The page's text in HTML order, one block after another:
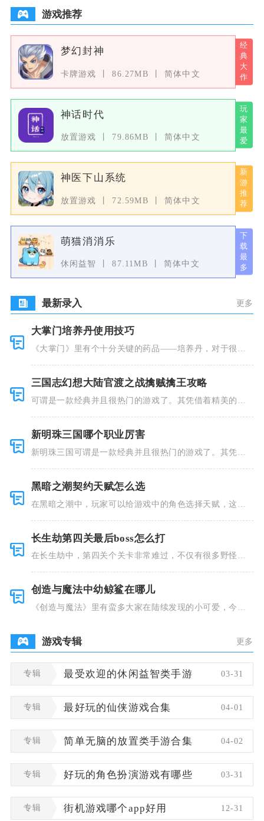
游戏推荐
梦幻封神
卡牌游戏 86.27MB 简体中文
神话时代
放置游戏 79.86MB 简体中文
神医下山系统
放置游戏 72.59MB 简体中文
萌猫消消乐
休闲益智 87.11MB 简体中文
最新录入 更多
大掌门培养丹使用技巧
《大掌门》里有个十分关键的药品——培养丹，对于很多
三国志幻想大陆官渡之战擒贼擒王攻略
可谓是一款经典并且很热门的游戏了。其凭借着精美的画
新明珠三国哪个职业厉害
新明珠三国可谓是一款经典并且很热门的游戏了。其凭借
黑暗之潮契约天赋怎么选
在黑暗之潮中，玩家可以给游戏中的角色选择天赋，这些
长生劫第四关最后boss怎么打
在长生劫中，第四关个关卡非常难过，不仅有很多野怪，
创造与魔法中幼鲸鲨在哪儿
《创造与魔法》里有蛮多大家在陆续发现的小可爱，今天
游戏专辑 更多
专辑 最受欢迎的休闲益智类手游 03-31
专辑 最好玩的仙侠游戏合集 04-01
专辑 简单无脑的放置类手游合集 04-02
专辑 好玩的角色扮演游戏有哪些 03-31
专辑 街机游戏哪个app好用 12-31